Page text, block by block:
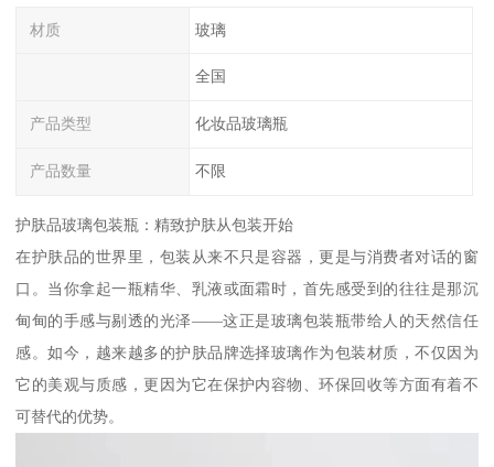
材质 玻璃
全国
产品类型 化妆品玻璃瓶
产品数量 不限
护肤品玻璃包装瓶：精致护肤从包装开始
在护肤品的世界里，包装从来不只是容器，更是与消费者对话的窗
口。当你拿起一瓶精华、乳液或面霜时，首先感受到的往往是那沉
甸甸的手感与剔透的光泽——这正是玻璃包装瓶带给人的天然信任
感。如今，越来越多的护肤品牌选择玻璃作为包装材质，不仅因为
它的美观与质感，更因为它在保护内容物、环保回收等方面有着不
可替代的优势。